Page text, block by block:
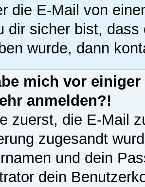
die E-Mail von
dir sicher bist,
wurde, dann
mich vor
anmelden?!
zuerst, die E-Mail
zugesandt
und dein
dein